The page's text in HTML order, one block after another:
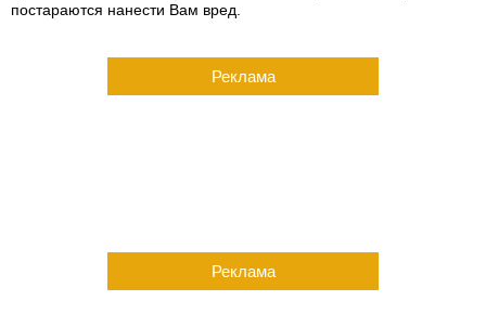
постараются нанести Вам вред.
Реклама
Реклама